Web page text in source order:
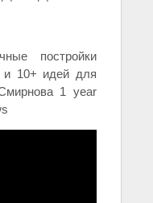
постройки
и 10+ идей для
1 year